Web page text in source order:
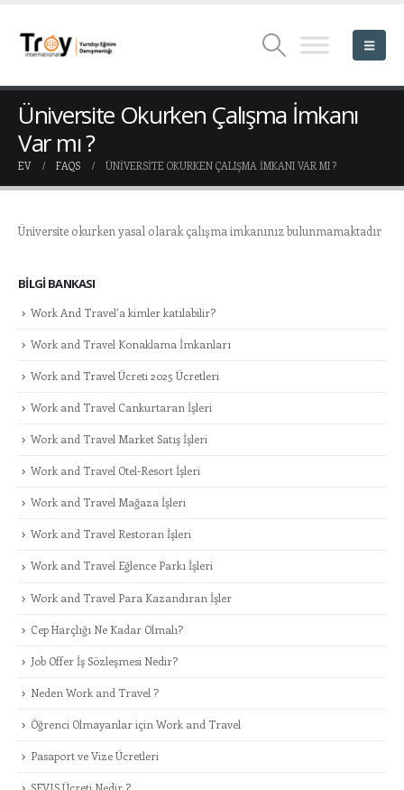
Üniversite Okurken Çalışma İmkanı
Var mı ?
EV FAQS ÜNIVERSITE OKURKEN ÇALIŞMA İMKANI VAR MI ?
Üniversite okurken yasal olarak çalışma imkanınız bulunmamaktadır
BILGI BANKASI
Work And Travel’a kimler katılabilir?
Work and Travel Konaklama İmkanları
Work and Travel Ücreti 2025 Ücretleri
Work and Travel Cankurtaran İşleri
Work and Travel Market Satış İşleri
Work and Travel Otel-Resort İşleri
Work and Travel Mağaza İşleri
Work and Travel Restoran İşleri
Work and Travel Eğlence Parkı İşleri
Work and Travel Para Kazandıran İşler
Cep Harçlığı Ne Kadar Olmalı?
Job Offer İş Sözleşmesi Nedir?
Neden Work and Travel ?
Öğrenci Olmayanlar için Work and Travel
Pasaport ve Vize Ücretleri